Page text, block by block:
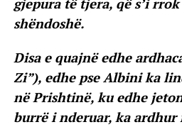
gjepura të tjera, që s’i
shëndoshë.
Disa e quajnë edhe
Zi”), edhe pse Albini ka
në Prishtinë, ku edhe
burrë i nderuar, ka ardhur